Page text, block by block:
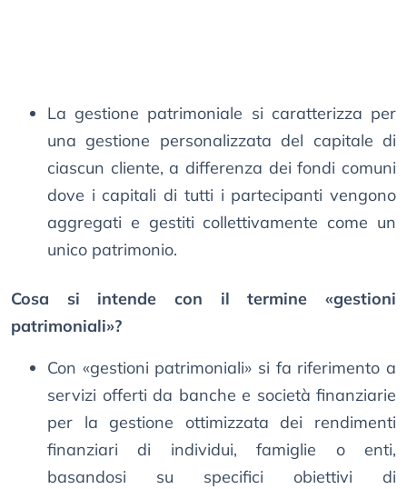
La gestione patrimoniale si caratterizza per
una gestione personalizzata del capitale di
ciascun cliente, a differenza dei fondi comuni
dove i capitali di tutti i partecipanti vengono
aggregati e gestiti collettivamente come un
unico patrimonio.
Cosa si intende con il termine «gestioni
patrimoniali»?
Con «gestioni patrimoniali» si fa riferimento a
servizi offerti da banche e società finanziarie
per la gestione ottimizzata dei rendimenti
finanziari di individui, famiglie o enti,
basandosi su specifici obiettivi di